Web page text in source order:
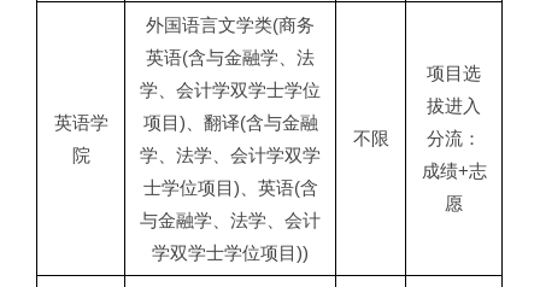
英语学
院
外国语言文学类(商务
英语(含与金融学、法
学、会计学双学士学位
项目)、翻译(含与金融
学、法学、会计学双学
士学位项目)、英语(含
与金融学、法学、会计
学双学士学位项目))
不限
项目选
拔进入
分流：
成绩+志
愿